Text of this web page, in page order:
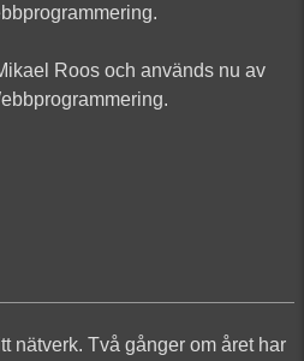
Roos och används nu av
nätverk. Två gånger om året har